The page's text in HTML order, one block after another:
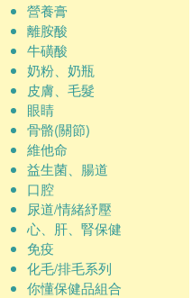
營養膏
離胺酸
牛磺酸
奶粉、奶瓶
皮膚、毛髮
眼睛
骨骼(關節)
維他命
益生菌、腸道
口腔
尿道/情緒紓壓
心、肝、腎保健
免疫
化毛/排毛系列
你懂保健品組合